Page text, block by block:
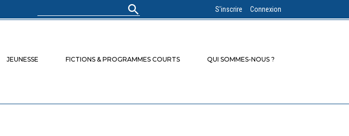
S'inscrire Connexion
JEUNESSE FICTIONS & PROGRAMMES COURTS QUI SOMMES-NOUS ?